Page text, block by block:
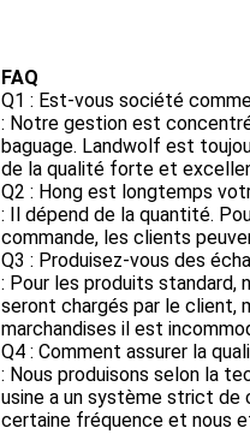
FAQ
Q1 : Est-vous société
: Notre gestion est
baguage. Landwolf est
de la qualité forte et
Q2 : Hong est longtemps
: Il dépend de la quantité.
commande, les clients
Q3 : Produisez-vous des
: Pour les produits standard,
seront chargés par le client,
marchandises il est
Q4 : Comment assurer la
: Nous produisons selon la
usine a un système strict de
certaine fréquence et nous